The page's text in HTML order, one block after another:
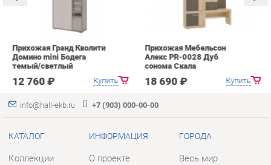
Коллекции
Комоды
Стулья
Тумбы
О проекте
Контакты
Доставка и Оплата
Политика
Гарантия
Весь мир